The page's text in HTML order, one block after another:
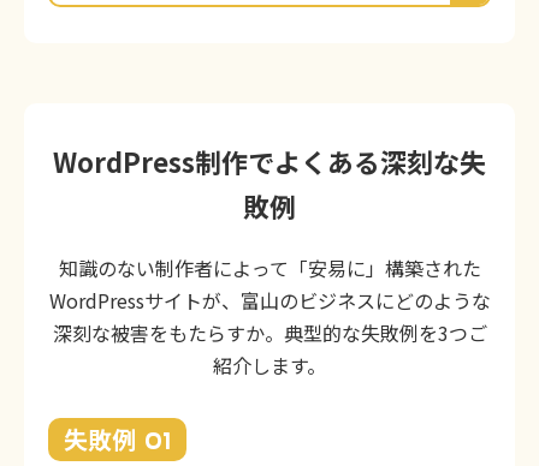
WordPress制作でよくある深刻な失
敗例
知識のない制作者によって「安易に」構築された
WordPressサイトが、富山のビジネスにどのような
深刻な被害をもたらすか。典型的な失敗例を3つご
紹介します。
失敗例 01